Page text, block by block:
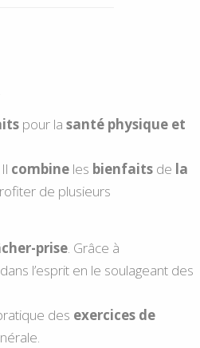
pour la santé physique et
combineles bienfaitsde la
de plusieurs
prise. Grâce à
l’esprit en le soulageant des
des exercices de